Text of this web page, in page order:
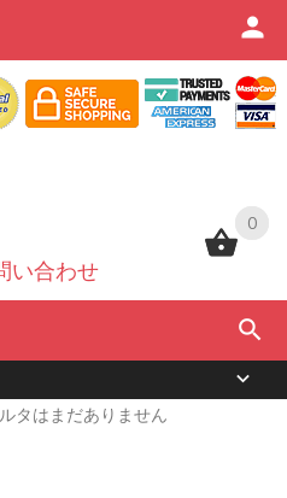
0
い合わせ
0
タはまだありません